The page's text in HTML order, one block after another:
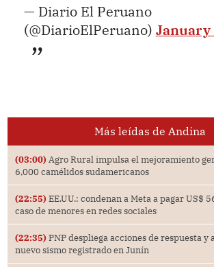
— Diario El Peruano
(@DiarioElPeruano) January
Más leídas de Andina
(03:00) Agro Rural impulsa el mejoramiento
6,000 camélidos sudamericanos
(22:55) EE.UU.: condenan a Meta a pagar US$
caso de menores en redes sociales
(22:35) PNP despliega acciones de respuesta y
nuevo sismo registrado en Junín